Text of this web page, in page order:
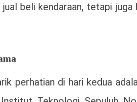
beli kendaraan, tetapi
perhatian di hari kedua